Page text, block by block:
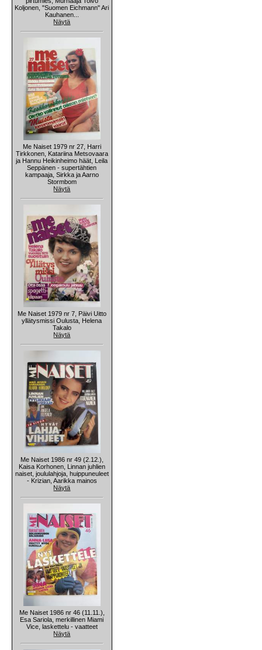
Koljonen, "Suomen Eichmann" Ari
Kauhanen...
Näytä
Me Naiset 1979 nr 27, Harri
Tirkkonen, Katariina Metsovaara
ja Hannu Heikinheimo häät, Leila
Seppänen - supertähtien
kampaaja, Sirkka ja Aarno
Stormbom
Näytä
Me Naiset 1979 nr 7, Päivi Uitto
yllätysmissi Oulusta, Helena
Takalo
Näytä
Me Naiset 1986 nr 49 (2.12.),
Kaisa Korhonen, Linnan juhlien
naiset, joululahjoja, huippuneuleet
- Krizian, Aarikka mainos
Näytä
Me Naiset 1986 nr 46 (11.11.),
Esa Sariola, merkillinen Miami
Vice, laskettelu - vaatteet
Näytä